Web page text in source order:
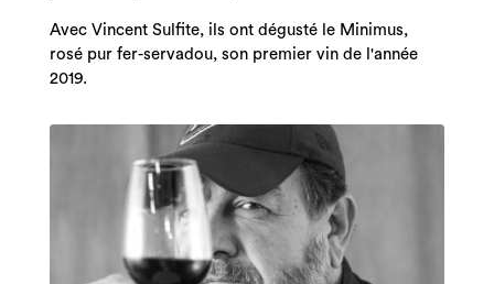
Avec Vincent Sulfite, ils ont dégusté le Minimus,
rosé pur fer-servadou, son premier vin de l'année
2019.